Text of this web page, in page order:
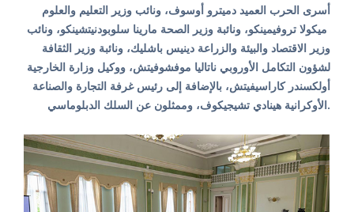
أسرى الحرب العميد دميترو أوسوف، ونائب وزير التعليم والعلوم
ميكولا تروفيمينكو، ونائبة وزير الصحة مارينا سلوبودنيتشينكو، ونائب
وزير الاقتصاد والبيئة والزراعة دينيس باشليك، ونائبة وزير الثقافة
لشؤون التكامل الأوروبي ناتاليا موفشوفيتش، ووكيل وزارة الخارجية
أولكسندر كاراسيفيتش، بالإضافة إلى رئيس غرفة التجارة والصناعة
الأوكرانية هينادي تشيجيكوف، وممثلون عن السلك الدبلوماسي.